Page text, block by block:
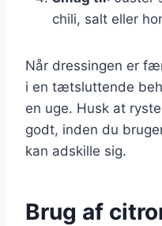
chili, salt eller
Når dressingen er
i en tætsluttende
en uge. Husk at
godt, inden du
kan adskille sig.
Brug af